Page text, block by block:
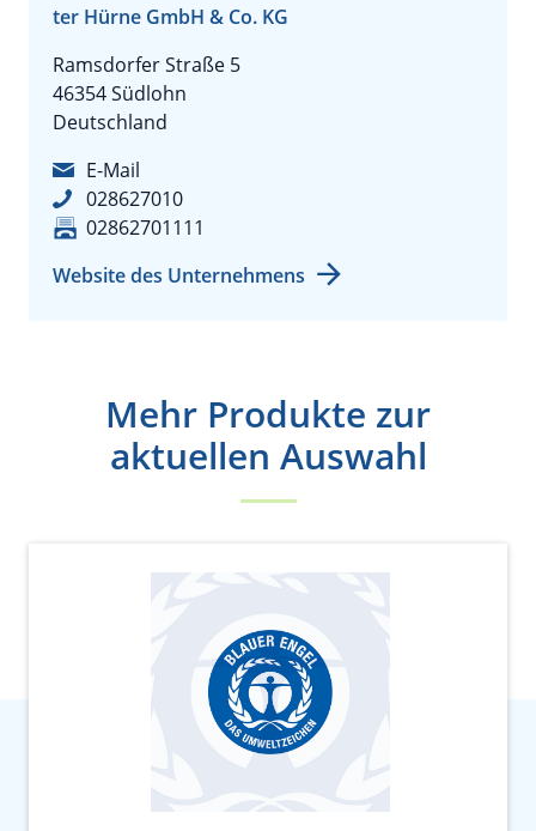
ter Hürne GmbH & Co. KG
Ramsdorfer Straße 5
46354 Südlohn
Deutschland
E-Mail
028627010
02862701111
Website des Unternehmens
Mehr Produkte zur
aktuellen Auswahl